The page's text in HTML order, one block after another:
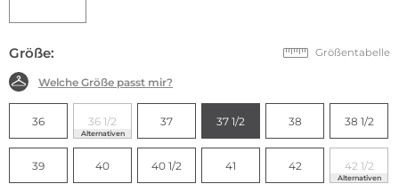
Größe: Größentabelle
Welche Größe passt mir?
36 36 1/2
Alternativen
37 37 1/2 38 38 1/2
39 40 40 1/2 41 42 42 1/2
Alternativen